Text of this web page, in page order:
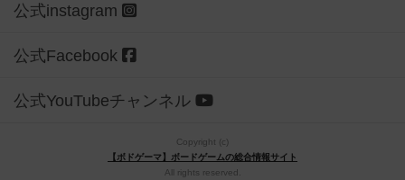
公式instagram
公式Facebook
公式YouTubeチャンネル
Copyright (c)
【ボドゲーマ】ボードゲームの総合情報サイト
All rights reserved.